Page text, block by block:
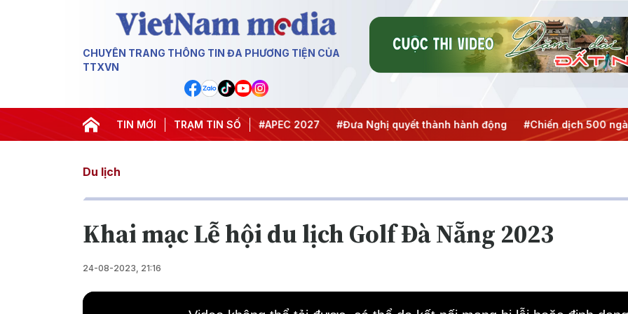
CHUYÊN TRANG THÔNG TIN ĐA PHƯƠNG TIỆN CỦA
TTXVN
TIN MỚI TRẠM TIN SỐ
#Hội nghị Trung ương 3 #APEC 2027 #Đưa Nghị quyết thành hành động #Chiến dịch 500 ngày
Du lịch
Khai mạc Lễ hội du lịch Golf Đà Nẵng 2023
24-08-2023, 21:16
This